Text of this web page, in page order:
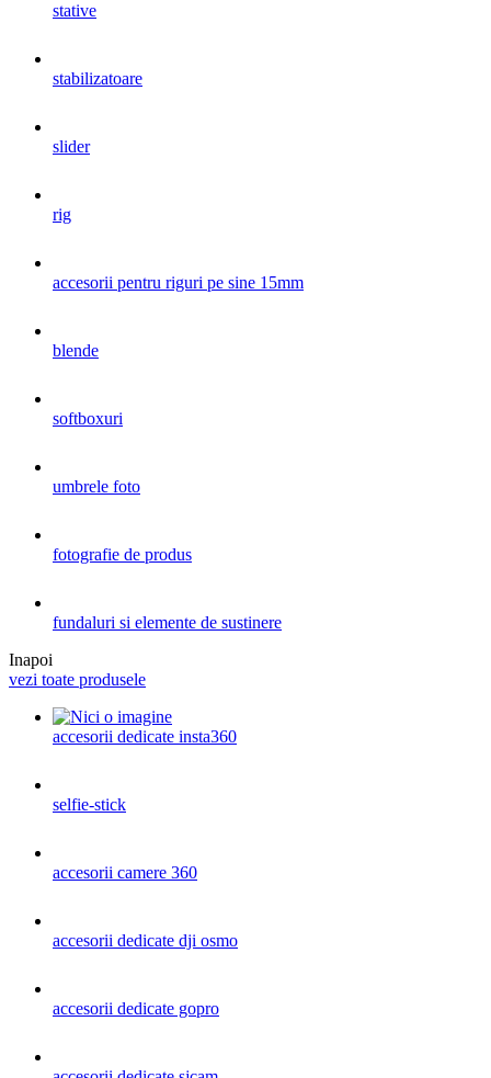
stative
stabilizatoare
slider
rig
accesorii pentru riguri pe sine 15mm
blende
softboxuri
umbrele foto
fotografie de produs
fundaluri si elemente de sustinere
Inapoi
vezi toate produsele
accesorii dedicate insta360
selfie-stick
accesorii camere 360
accesorii dedicate dji osmo
accesorii dedicate gopro